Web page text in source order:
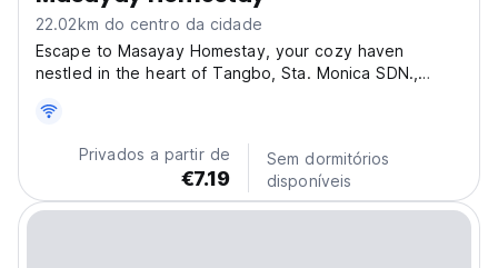
22.02km do centro da cidade
Escape to Masayay Homestay, your cozy haven
nestled in the heart of Tangbo, Sta. Monica SDN.,
homestay offers a truly authentic Filipino experience, a
perfect base for exploring the stunning beauty of
Siargao...Privados a partir de
€7.19
Sem dormitórios
disponíveis